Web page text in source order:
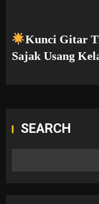
Kunci Gitar
Sajak Usang
SEARCH